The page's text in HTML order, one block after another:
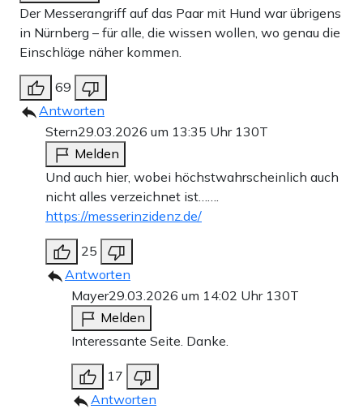
Der Messerangriff auf das Paar mit Hund war übrigens
in Nürnberg – für alle, die wissen wollen, wo genau die
Einschläge näher kommen.
69
Antworten
Stern29.03.2026 um 13:35 Uhr 130T
Melden
Und auch hier, wobei höchstwahrscheinlich auch
nicht alles verzeichnet ist…….
https://messerinzidenz.de/
25
Antworten
Mayer29.03.2026 um 14:02 Uhr 130T
Melden
Interessante Seite. Danke.
17
Antworten